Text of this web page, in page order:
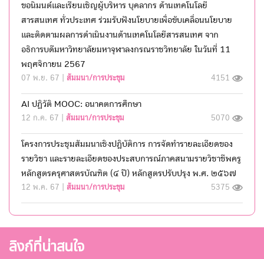
ขอนิมนต์และเรียนเชิญผู้บริหาร บุคลากร ด้านเทคโนโลยี
สารสนเทศ ทั่วประเทศ ร่วมรับฟังนโยบายเพื่อขับเคลื่อนนโยบาย
และติดตามผลการดำเนินงานด้านเทคโนโลยีสารสนเทศ จาก
อธิการบดีมหาวิทยาลัยมหาจุฬาลงกรณราชวิทยาลัย ในวันที่ 11
พฤศจิกายน 2567
07 พ.ย. 67 | สัมมนา/การประชุม 4151
AI ปฏิวัติ MOOC: อนาคตการศึกษา
12 ก.ค. 67 | สัมมนา/การประชุม 5070
โครงการประชุมสัมมนาเชิงปฎิบัติการ การจัดทำรายละเอียดของ
รายวิชา และรายละเอียดของประสบการณ์ภาคสนามรายวิชาชีพครู
หลักสูตรครุศาสตรบัณฑิต (๔ ปี) หลักสูตรปรับปรุง พ.ศ. ๒๕๖๗
12 พ.ค. 67 | สัมมนา/การประชุม 5375
ลิงก์ที่น่าสนใจ